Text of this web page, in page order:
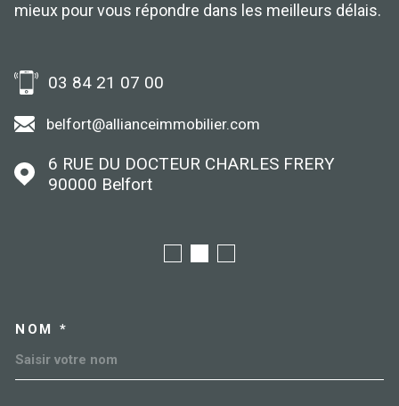
mieux pour vous répondre dans les meilleurs délais.
03 84 21 07 00
belfort@allianceimmobilier.com
6 RUE DU DOCTEUR CHARLES FRERY
90000
Belfort
NOM *